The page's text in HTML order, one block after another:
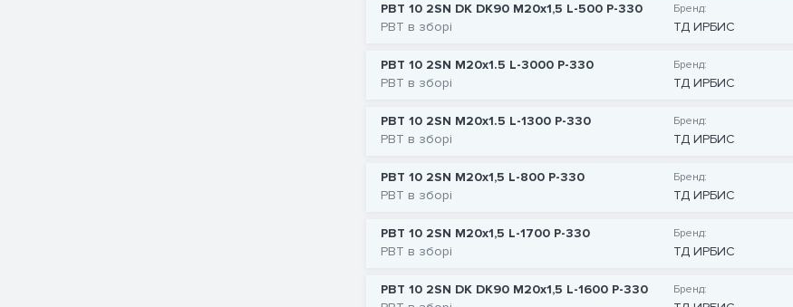
РВТ 10 2SN DK DK90 M20x1,5 L-500 P-330
РВТ в зборі
Бренд:
ТД ИРБИС
РВТ 10 2SN M20x1.5 L-3000 P-330
РВТ в зборі
Бренд:
ТД ИРБИС
РВТ 10 2SN M20x1.5 L-1300 P-330
РВТ в зборі
Бренд:
ТД ИРБИС
РВТ 10 2SN M20x1,5 L-800 P-330
РВТ в зборі
Бренд:
ТД ИРБИС
РВТ 10 2SN M20x1,5 L-1700 P-330
РВТ в зборі
Бренд:
ТД ИРБИС
РВТ 10 2SN DK DK90 M20x1,5 L-1600 P-330
Бренд: